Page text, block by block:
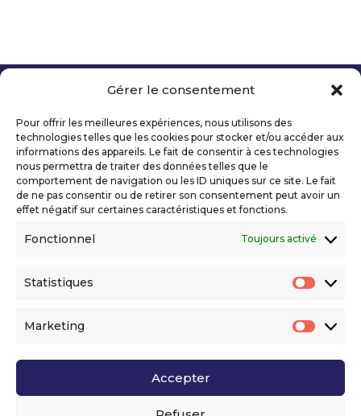
Gérer le consentement
Pour offrir les meilleures expériences, nous utilisons des
technologies telles que les cookies pour stocker et/ou accéder aux
informations des appareils. Le fait de consentir à ces technologies
nous permettra de traiter des données telles que le
comportement de navigation ou les ID uniques sur ce site. Le fait
de ne pas consentir ou de retirer son consentement peut avoir un
effet négatif sur certaines caractéristiques et fonctions.
Fonctionnel Toujours activé
Statistiques
Marketing
Accepter
Mentions légales
Politique de confidentialité
Déclaration d’accessibilité numérique
Ils nous soutiennent
Voir l’ensemble de nos partenaires